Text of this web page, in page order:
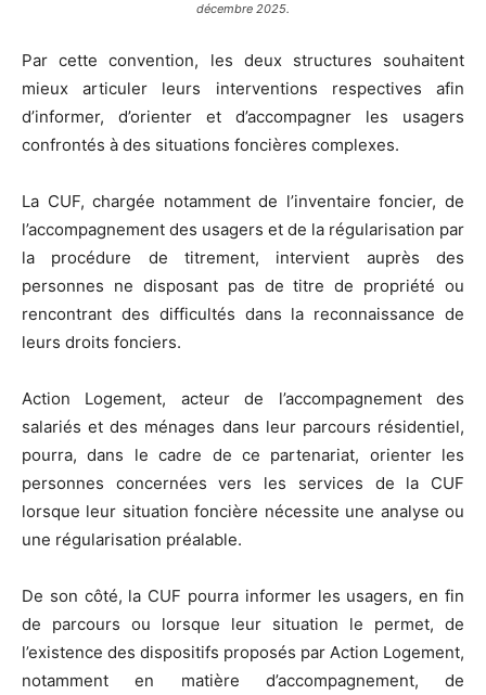
décembre 2025.
Par cette convention, les deux structures souhaitent
mieux articuler leurs interventions respectives afin
d’informer, d’orienter et d’accompagner les usagers
confrontés à des situations foncières complexes.
La CUF, chargée notamment de l’inventaire foncier, de
l’accompagnement des usagers et de la régularisation par
la procédure de titrement, intervient auprès des
personnes ne disposant pas de titre de propriété ou
rencontrant des difficultés dans la reconnaissance de
leurs droits fonciers.
Action Logement, acteur de l’accompagnement des
salariés et des ménages dans leur parcours résidentiel,
pourra, dans le cadre de ce partenariat, orienter les
personnes concernées vers les services de la CUF
lorsque leur situation foncière nécessite une analyse ou
une régularisation préalable.
De son côté, la CUF pourra informer les usagers, en fin
de parcours ou lorsque leur situation le permet, de
l’existence des dispositifs proposés par Action Logement,
notamment en matière d’accompagnement, de